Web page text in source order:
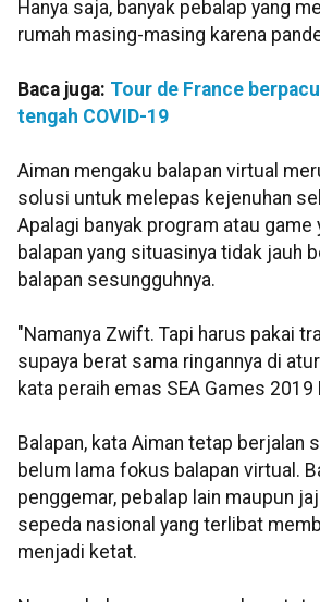
Hanya saja, banyak pebalap yang
rumah masing-masing karena
Baca juga: Tour de France
tengah COVID-19
Aiman mengaku balapan virtual
solusi untuk melepas kejenuhan
Apalagi banyak program atau game
balapan yang situasinya tidak jauh
balapan sesungguhnya.
"Namanya Zwift. Tapi harus pakai
supaya berat sama ringannya di
kata peraih emas SEA Games 2019
Balapan, kata Aiman tetap berjalan
belum lama fokus balapan virtual.
penggemar, pebalap lain maupun
sepeda nasional yang terlibat
menjadi ketat.